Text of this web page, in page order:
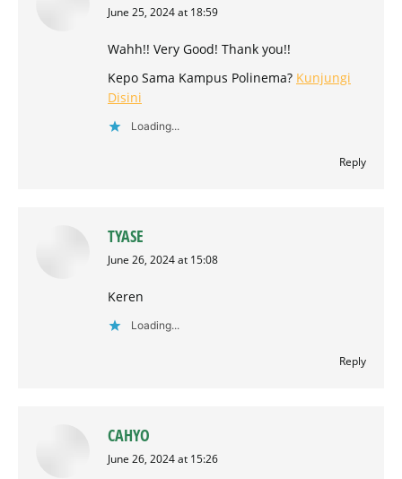
says:
June 25, 2024 at 18:59
Wahh!! Very Good! Thank you!!
Kepo Sama Kampus Polinema? Kunjungi
Disini
Loading...
Reply
TYASE
says:
June 26, 2024 at 15:08
Keren
Loading...
Reply
CAHYO
says:
June 26, 2024 at 15:26